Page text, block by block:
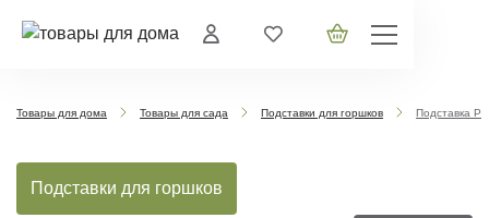
Товары для дома Товары для сада Подставки для горшков Подставка
Подставки для горшков